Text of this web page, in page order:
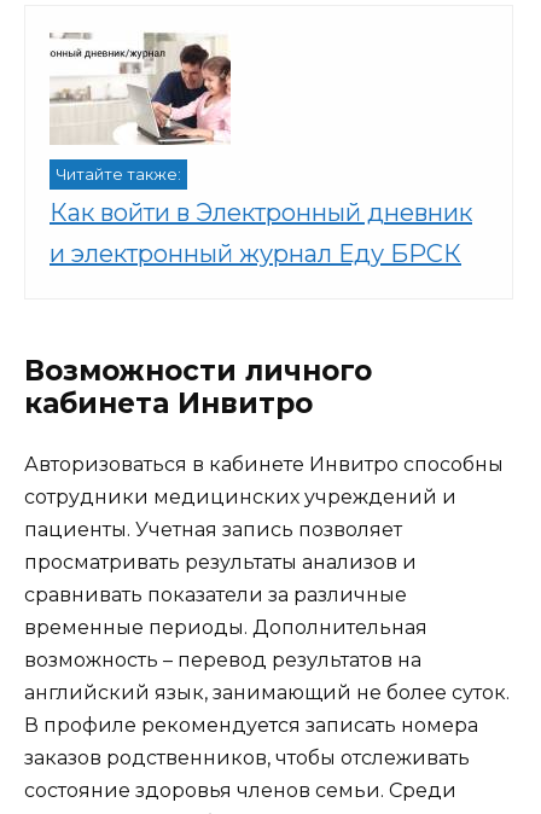
Читайте также:
Как войти в Электронный дневник
и электронный журнал Еду БРСК
Возможности личного
кабинета Инвитро
Авторизоваться в кабинете Инвитро способны
сотрудники медицинских учреждений и
пациенты. Учетная запись позволяет
просматривать результаты анализов и
сравнивать показатели за различные
временные периоды. Дополнительная
возможность – перевод результатов на
английский язык, занимающий не более суток.
В профиле рекомендуется записать номера
заказов родственников, чтобы отслеживать
состояние здоровья членов семьи. Среди